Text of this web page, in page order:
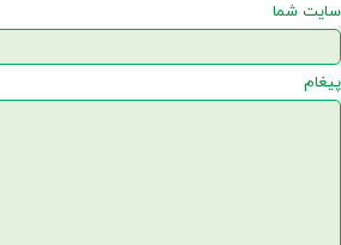
سایت شما
پیغام